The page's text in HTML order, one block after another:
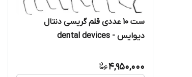
ست ۱۰ عددی قلم گریسی دنتال
دیوایس - dental devices
4,950,000